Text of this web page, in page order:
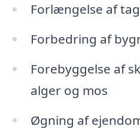
Forlængelse af
Forbedring af
Forebyggelse af
alger og mos
Øgning af